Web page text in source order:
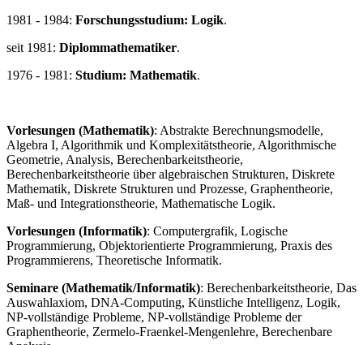
1981 - 1984: Forschungsstudium: Logik.
seit 1981: Diplommathematiker.
1976 - 1981: Studium: Mathematik.
Vorlesungen (Mathematik): Abstrakte Berechnungsmodelle,
Algebra I, Algorithmik und Komplexitätstheorie, Algorithmische
Geometrie, Analysis, Berechenbarkeitstheorie,
Berechenbarkeitstheorie über algebraischen Strukturen, Diskrete
Mathematik, Diskrete Strukturen und Prozesse, Graphentheorie,
Maß- und Integrationstheorie, Mathematische Logik.
Vorlesungen (Informatik): Computergrafik, Logische
Programmierung, Objektorientierte Programmierung, Praxis des
Programmierens, Theoretische Informatik.
Seminare (Mathematik/Informatik): Berechenbarkeitstheorie, Das
Auswahlaxiom, DNA-Computing, Künstliche Intelligenz, Logik,
NP-vollständige Probleme, NP-vollständige Probleme der
Graphentheorie, Zermelo-Fraenkel-Mengenlehre, Berechenbare